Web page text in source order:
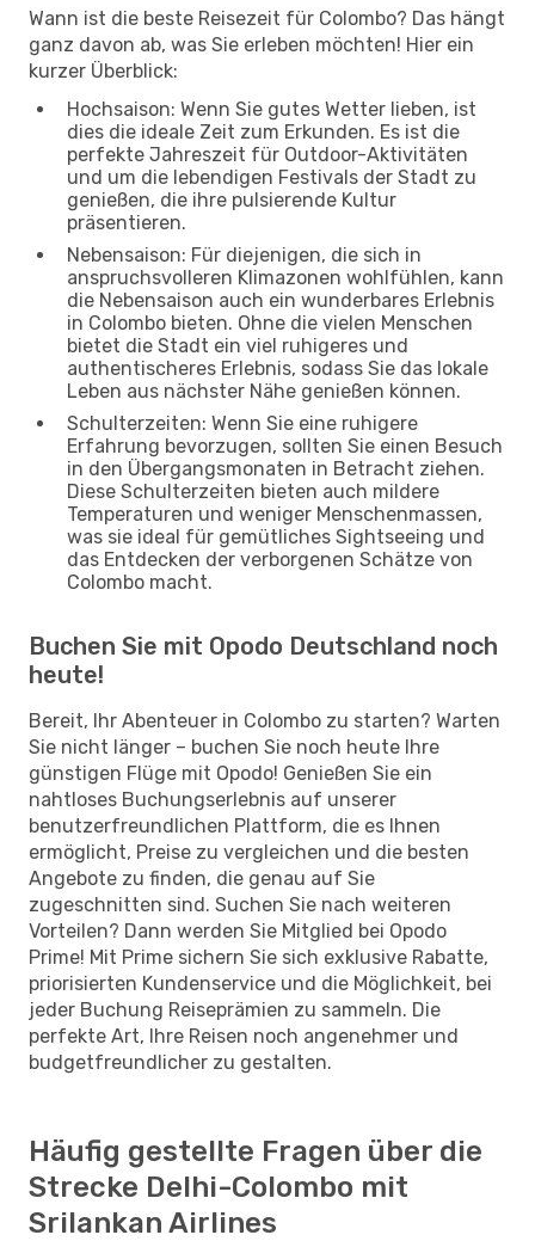
Wann ist die beste Reisezeit für Colombo? Das hängt
ganz davon ab, was Sie erleben möchten! Hier ein
kurzer Überblick:
Hochsaison: Wenn Sie gutes Wetter lieben, ist
dies die ideale Zeit zum Erkunden. Es ist die
perfekte Jahreszeit für Outdoor-Aktivitäten
und um die lebendigen Festivals der Stadt zu
genießen, die ihre pulsierende Kultur
präsentieren.
Nebensaison: Für diejenigen, die sich in
anspruchsvolleren Klimazonen wohlfühlen, kann
die Nebensaison auch ein wunderbares Erlebnis
in Colombo bieten. Ohne die vielen Menschen
bietet die Stadt ein viel ruhigeres und
authentischeres Erlebnis, sodass Sie das lokale
Leben aus nächster Nähe genießen können.
Schulterzeiten: Wenn Sie eine ruhigere
Erfahrung bevorzugen, sollten Sie einen Besuch
in den Übergangsmonaten in Betracht ziehen.
Diese Schulterzeiten bieten auch mildere
Temperaturen und weniger Menschenmassen,
was sie ideal für gemütliches Sightseeing und
das Entdecken der verborgenen Schätze von
Colombo macht.
Buchen Sie mit Opodo Deutschland noch
heute!
Bereit, Ihr Abenteuer in Colombo zu starten? Warten
Sie nicht länger – buchen Sie noch heute Ihre
günstigen Flüge mit Opodo! Genießen Sie ein
nahtloses Buchungserlebnis auf unserer
benutzerfreundlichen Plattform, die es Ihnen
ermöglicht, Preise zu vergleichen und die besten
Angebote zu finden, die genau auf Sie
zugeschnitten sind. Suchen Sie nach weiteren
Vorteilen? Dann werden Sie Mitglied bei Opodo
Prime! Mit Prime sichern Sie sich exklusive Rabatte,
priorisierten Kundenservice und die Möglichkeit, bei
jeder Buchung Reiseprämien zu sammeln. Die
perfekte Art, Ihre Reisen noch angenehmer und
budgetfreundlicher zu gestalten.
Häufig gestellte Fragen über die
Strecke Delhi-Colombo mit
Srilankan Airlines